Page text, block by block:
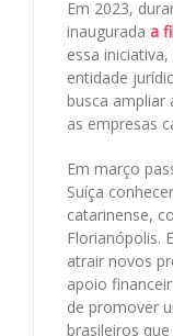
Em 2023,
inaugurada a
essa
entidade
busca ampliar
as empresas
Em março
Suíça
catarinense,
Florianópolis.
atrair novos
apoio
de promover
brasileiros